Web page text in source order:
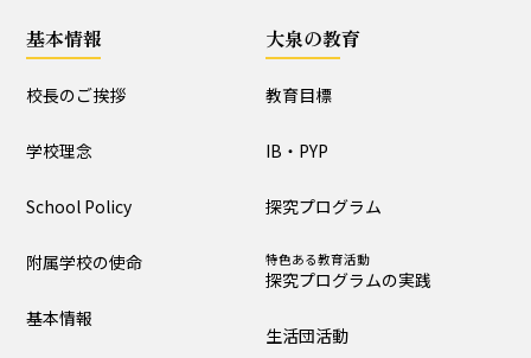
基本情報
探究プログラムの実践
生活団活動
行事と生活団活動の実践
基本情報
校長のご挨拶
学校理念
School Policy
附属学校の使命
基本情報
大泉の教育
教育目標
IB・PYP
探究プログラム
特色ある教育活動
探究プログラムの実践
生活団活動